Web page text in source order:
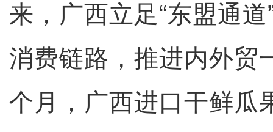
来，广西立足“东盟通
消费链路，推进内外贸
个月，广西进口干鲜瓜